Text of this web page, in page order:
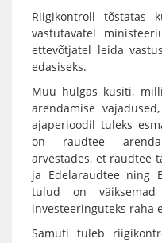
Riigikontroll tõstatas
vastutavatel
ettevõtjatel leida
edasiseks.
Muu hulgas küsiti,
arendamise
ajaperioodil tuleks
on raudtee
arvestades, et raudtee
ja Edelaraudtee ning
tulud on
investeeringuteks raha
Samuti tuleb